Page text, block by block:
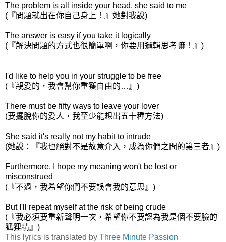
The problem is all inside your head, she said to me
(『問題就出在你自己身上！』她對我說)
The answer is easy if you take it logically
(『解決問題的方式也很簡單啊，你要用邏輯思考嘛！』)
I'd like to help you in your struggle to be free
(『親愛的，我會幫你重獲自由的…』)
There must be fifty ways to leave your lover
(要擺脫你的愛人，我至少能想出五十種方法)
She said it's really not my habit to intrude
(她說：『我也絕對不是故意介入，成為你們之間的第三者』)
Furthermore, I hope my meaning won't be lost or
misconstrued
(『不過，我希望你們不要誤會我的意思』)
But I'll repeat myself at the risk of being crude
(『我必須要重新聲明一次，希望你不要認為我是個不要臉的
狐狸精』)
This lyrics is translated by Three Minute Passion